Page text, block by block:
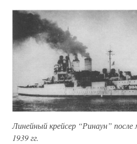
Линейный крейсер “Ринаун” после
1939 гг.